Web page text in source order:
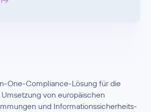
One-Compliance-Lösung für die
von europäischen
und Informationssicherheits-